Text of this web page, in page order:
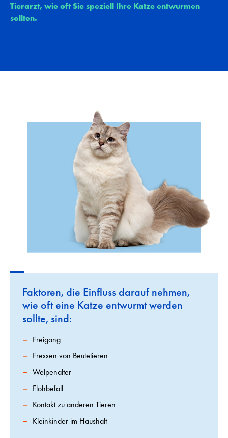
Tierarzt, wie oft Sie speziell Ihre Katze entwurmen
sollten.
Faktoren, die Einfluss darauf nehmen,
wie oft eine Katze entwurmt werden
sollte, sind:
Freigang
Fressen von Beutetieren
Welpenalter
Flohbefall
Kontakt zu anderen Tieren
Kleinkinder im Haushalt